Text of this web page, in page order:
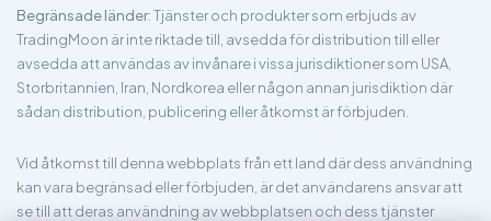
Begränsade länder: Tjänster och produkter som erbjuds av
TradingMoon är inte riktade till, avsedda för distribution till eller
avsedda att användas av invånare i vissa jurisdiktioner som USA,
Storbritannien, Iran, Nordkorea eller någon annan jurisdiktion där
sådan distribution, publicering eller åtkomst är förbjuden.
Vid åtkomst till denna webbplats från ett land där dess användning
kan vara begränsad eller förbjuden, är det användarens ansvar att
se till att deras användning av webbplatsen och dess tjänster